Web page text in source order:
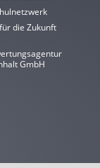
die Zukunft
GmbH